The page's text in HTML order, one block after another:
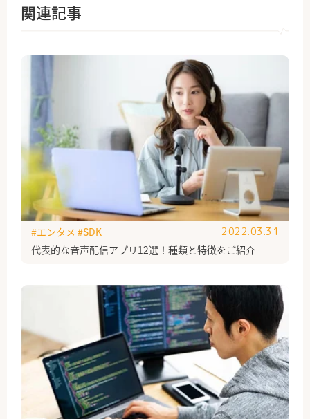
関連記事
代表的な音声配信アプリ12選！種類と特徴をご紹介
#エンタメ #SDK 2022.03.31